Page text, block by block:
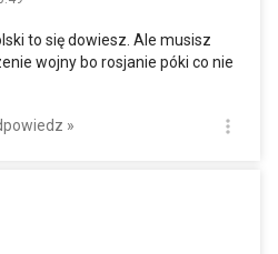
to się dowiesz. Ale musisz
wojny bo rosjanie póki co nie
»